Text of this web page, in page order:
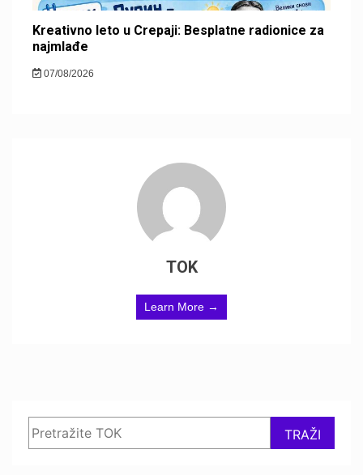
Kreativno leto u Crepaji: Besplatne radionice za
najmlađe
07/08/2026
TOK
Learn More →
TRAŽI